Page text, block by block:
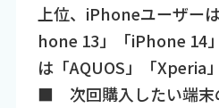
上位、iPhoneユーザー
hone 13」「iPhone 14
は「AQUOS」「Xperia
■ 次回購入したい端末